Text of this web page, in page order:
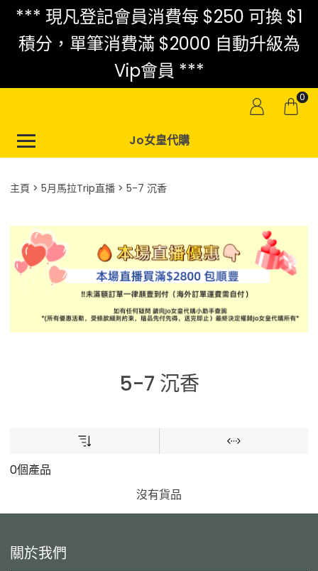
*** 現凡登記會員消費每 $250 可換 $1
積分，單筆消費滿 $2000 自動升級為
Vip會員 ***
0
Jo女皇代購
主頁 5月馬拉Trip直播 5-7 沉香
5-7 沉香
0個產品
沒有貨品
關於我們